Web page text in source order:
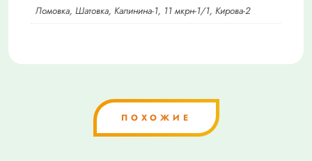
Ломовка, Шатовка, Калинина-1, 11 мкрн-1/1, Кирова-2
ПОХОЖИЕ